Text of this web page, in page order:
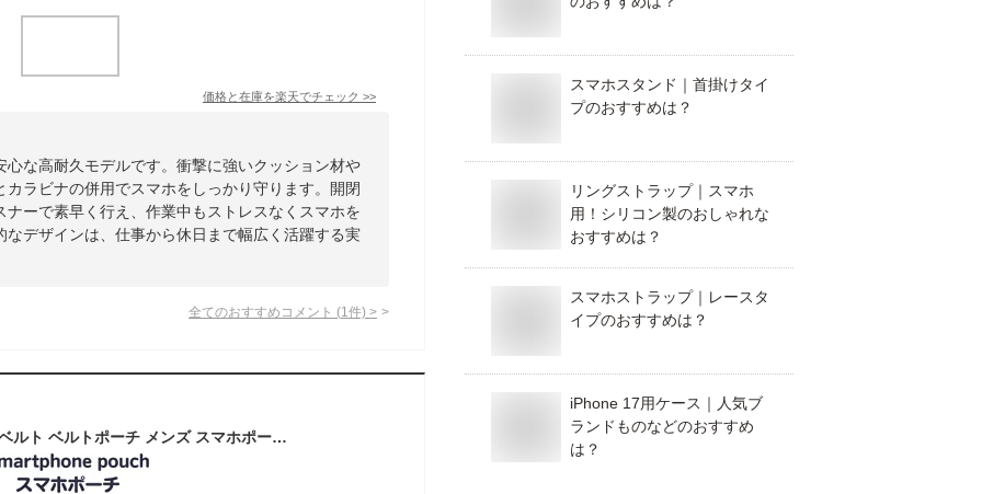
価格と在庫を楽天でチェック >>
な高耐久モデルです。衝撃に強いクッション材や
ラビナの併用でスマホをしっかり守ります。開閉
ーで素早く行え、作業中もストレスなくスマホを
デザインは、仕事から休日まで幅広く活躍する実
全てのおすすめコメント (1 件) >
ポーチ スマホポーチ ベルト ベルトポーチ メンズ スマホポーチ メンズ ベルト スマホポーチ メンズ ベルト ポーチ おしゃれ スマホウエストポーチ ベルト スマホポーチ カラビナ レザー ベルト スマホ 持ち運び ケース ベルト 腰 スマホ
スマホスタンド｜首掛けタイ
プのおすすめは？
リングストラップ｜スマホ
用！シリコン製のおしゃれな
おすすめは？
スマホストラップ｜レースタ
イプのおすすめは？
iPhone 17用ケース｜人気ブ
ランドものなどのおすすめ
は？